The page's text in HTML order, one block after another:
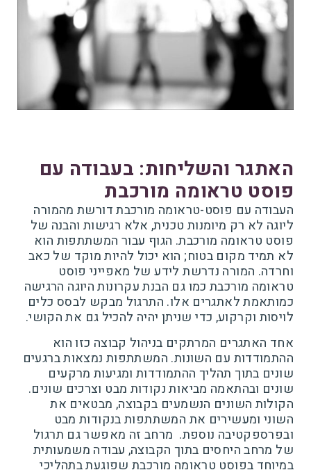
האתגר והשליחות: בעבודה עם
פוסט טראומה מורכבת
העבודה עם פוסט-טראומה מורכבת דורשת מהמורה
ליוגה לא רק מיומנות טכנית, אלא רגישות והבנה של
פוסט טראומה מורכבת. הגוף עבור המשתתפות הוא
לא תמיד מקום בטוח; הוא יכול להיות מוקד של כאב
וחרדה. המורה נדרשת לידע של מאפייני פוסט
טראומה מורכבת כמו גם הבנת עקרונות היוגה הרגישה
כמותאמת לאתגרים אלו. התרגול מבקש לבסס כלים
לויסות וקרקוע, כדי שניתן יהיה להכיל גם את הקושי.
אחד האתגרים המרתקים בניהול קבוצה כזו הוא
ההתמודדות עם השונות. המשתתפות נמצאות ברגעים
שונים בתוך תהליך ההתמודדות ומגיעות מרקעים
שונים ובהתאמה מביאות נקודות מבט וצרכים שונים.
הקולות השונים הנשמעים בקבוצה, מבטאים את
השוני ומעשירים את המשתתפות בנקודות מבט
ובפרספקטיבה נוספת. מרחב זה מאפשר גם תרגול
של מרחב היחסים בתוך הקבוצה, עבודה משמעותית
במיוחד בפוסט טראומה מורכבת שפוגעת בתהליכי